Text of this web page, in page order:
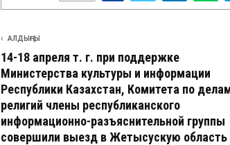
АЛДЫҢҒЫ
14-18 апреля т. г. при поддержке
Министерства культуры и информации
Республики Казахстан, Комитета по
религий члены республиканского
информационно-разъяснительной группы
совершили выезд в Жетысускую область